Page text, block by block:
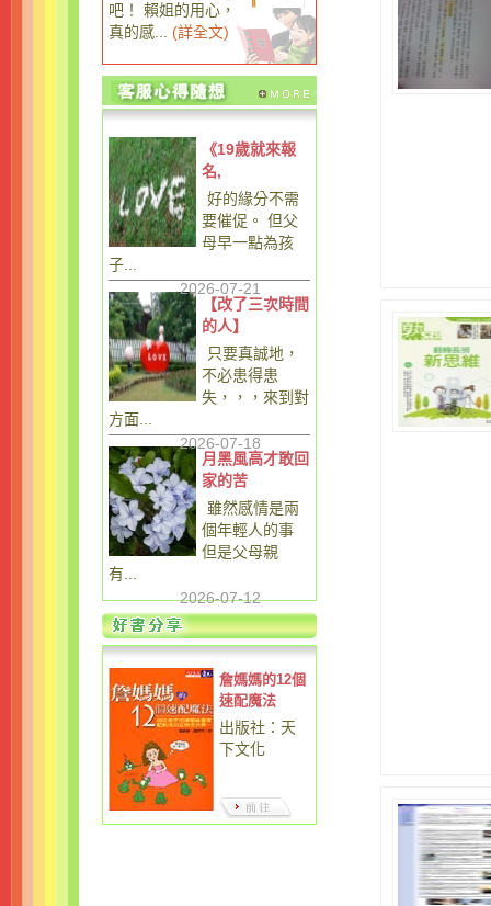
吧！ 賴姐的用心，
真的感...
(詳全文)
《19歲就來報
名,
好的緣分不需
要催促。 但父
母早一點為孩
子...
2026-07-21
【改了三次時間
的人】
只要真誠地，
不必患得患
失，，，來到對
方面...
2026-07-18
月黑風高才敢回
家的苦
雖然感情是兩
個年輕人的事
但是父母親
有...
2026-07-12
詹媽媽的12個
速配魔法
出版社：天
下文化